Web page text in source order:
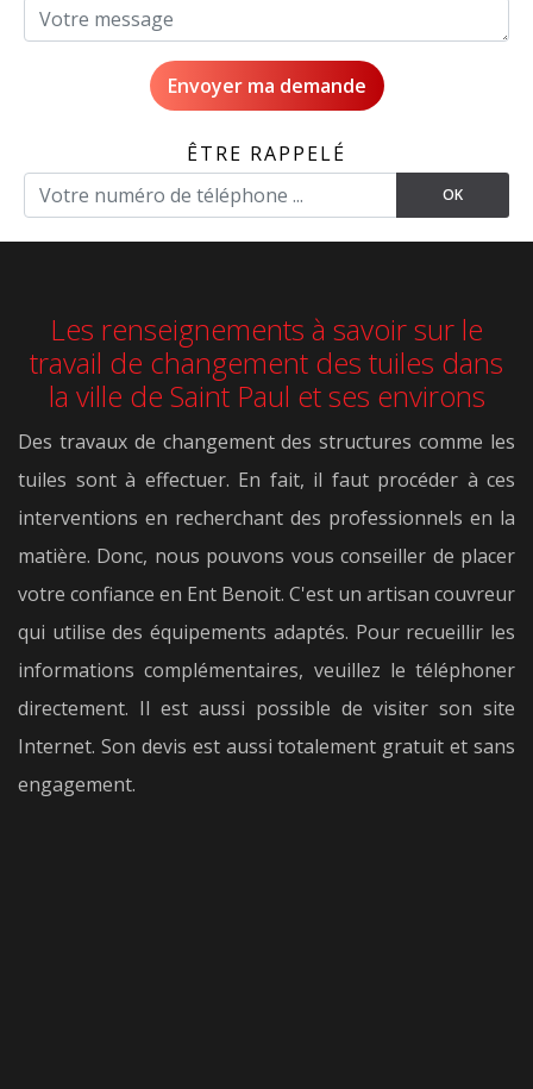
ÊTRE RAPPELÉ
Les renseignements à savoir sur le
travail de changement des tuiles dans
la ville de Saint Paul et ses environs
Des travaux de changement des structures comme les
tuiles sont à effectuer. En fait, il faut procéder à ces
interventions en recherchant des professionnels en la
matière. Donc, nous pouvons vous conseiller de placer
votre confiance en Ent Benoit. C'est un artisan couvreur
qui utilise des équipements adaptés. Pour recueillir les
informations complémentaires, veuillez le téléphoner
directement. Il est aussi possible de visiter son site
Internet. Son devis est aussi totalement gratuit et sans
engagement.